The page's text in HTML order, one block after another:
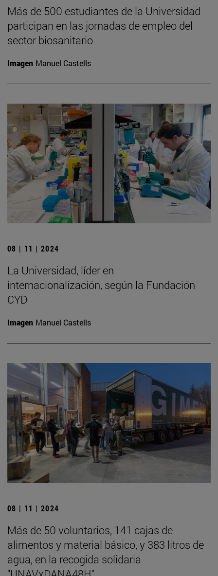
Más de 500 estudiantes de la Universidad
participan en las jornadas de empleo del
sector biosanitario
Imagen Manuel Castells
08 | 11 | 2024
La Universidad, líder en
internacionalización, según la Fundación
CYD
Imagen Manuel Castells
08 | 11 | 2024
Más de 50 voluntarios, 141 cajas de
alimentos y material básico, y 383 litros de
agua, en la recogida solidaria